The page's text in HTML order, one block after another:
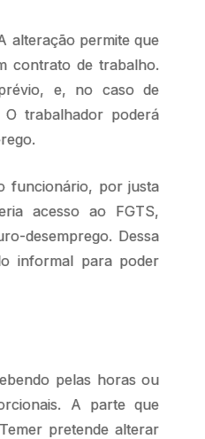
alteração permite que
contrato de trabalho.
e, no caso de
trabalhador poderá
funcionário, por justa
acesso ao FGTS,
desemprego. Dessa
informal para poder
pelas horas ou
A parte que
pretende alterar